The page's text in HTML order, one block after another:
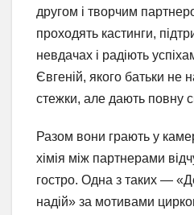
другом і творчим
проходять кастинги,
невдачах і радіють
Євгеній, якого батьки не
стежки, але дають повну
Разом вони грають у
хімія між партнерами
гостро. Одна з таких —
надій» за мотивами